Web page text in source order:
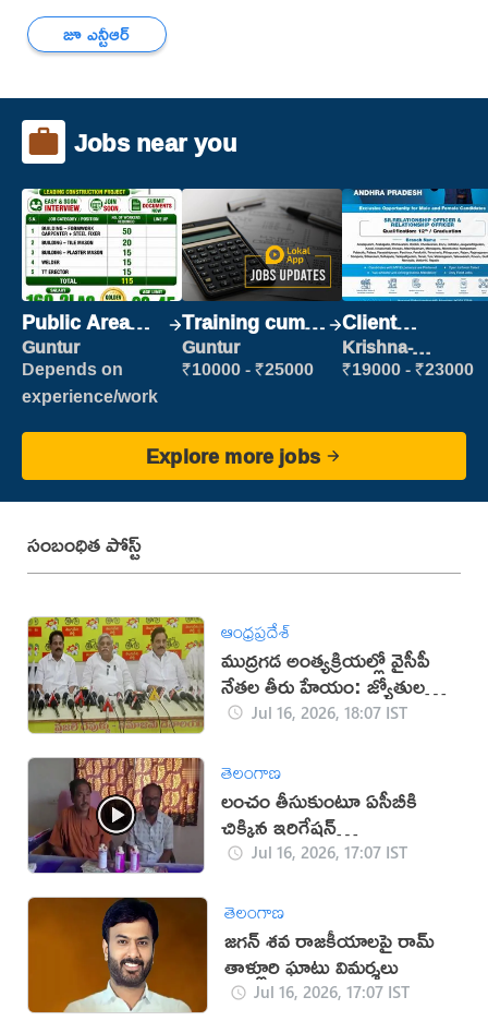
జూ ఎన్టీఆర్
Jobs near you
Public Area
Cleaner
Guntur
Depends on
experience/work
Training cum
Placement
Guntur
₹10000 - ₹25000
Client
Relationship
Executive
Krishna-
vijayawada
₹19000 - ₹23000
Explore more jobs
సంబంధిత పోస్ట్
ఆంధ్రప్రదేశ్
ముద్రగడ అంత్యక్రియల్లో వైసీపీ
నేతల తీరు హేయం: జ్యోతుల
నెహ్రూJul 16, 2026, 18:07 IST
తెలంగాణ
లంచం తీసుకుంటూ ఏసీబీకి
చిక్కిన ఇరిగేషన్
అధికారులు(వీడియో)
Jul 16, 2026, 17:07 IST
తెలంగాణ
జగన్ శవ రాజకీయాలపై రామ్
తాళ్లూరి ఘాటు విమర్శలు
Jul 16, 2026, 17:07 IST